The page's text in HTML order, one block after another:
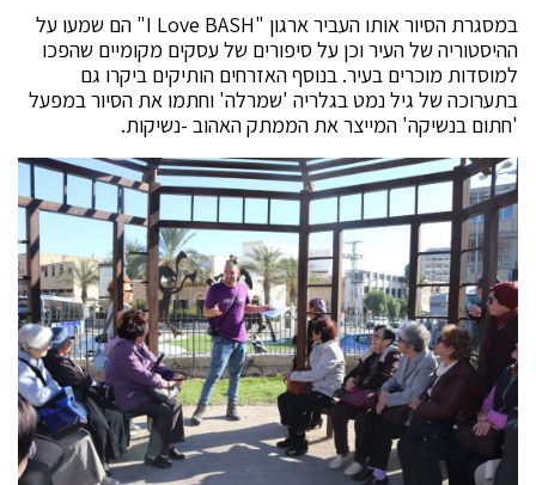
במסגרת הסיור אותו העביר ארגון "I Love BASH" הם שמעו על
ההיסטוריה של העיר וכן על סיפורים של עסקים מקומיים שהפכו
למוסדות מוכרים בעיר. בנוסף האזרחים הותיקים ביקרו גם
בתערוכה של גיל נמט בגלריה 'שמרלה' וחתמו את הסיור במפעל
'חתום בנשיקה' המייצר את הממתק האהוב -נשיקות.